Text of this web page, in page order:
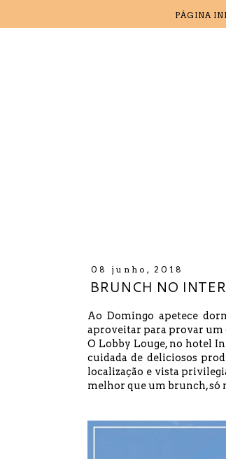
PÁGINA
08 junho, 2018
BRUNCH NO
Ao Domingo apetece
aproveitar para provar um
O Lobby Louge, no hotel
cuidada de deliciosos
localização e vista
melhor que um brunch, só